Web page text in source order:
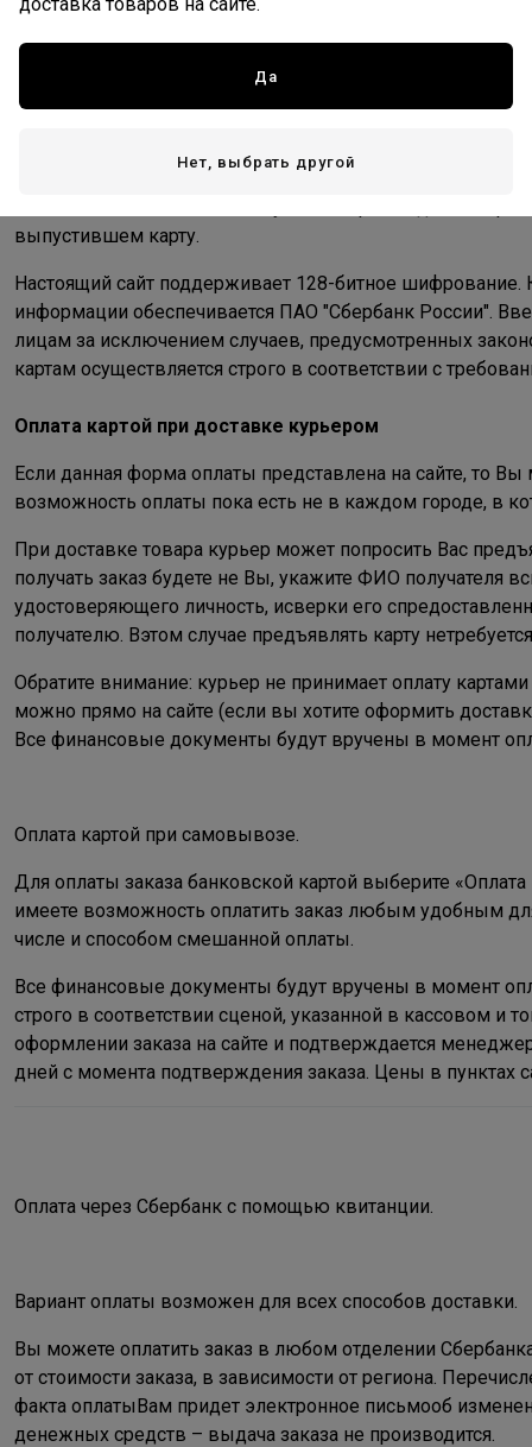
Для оплаты покупки Вы будете перенаправлены на
реквизитов Вашей карты. Пожалуйста, приготовьте
шлюзом и передача информации осуществляется в
шифрования SSL.
В случае если Ваш банк поддерживает технологию
или MasterCard Secure Code для проведения платежа
выпустившем карту.
Настоящий сайт поддерживает 128-битное
информации обеспечивается ПАО "Сбербанк России".
лицам за исключением случаев, предусмотренных
картам осуществляется строго в соответствии с
Оплата картой при доставке курьером
Если данная форма оплаты представлена на сайте, то
возможность оплаты пока есть не в каждом городе, в
При доставке товара курьер может попросить Вас
получать заказ будете не Вы, укажите ФИО получателя
удостоверяющего личность, исверки его
получателю. Вэтом случае предъявлять карту
Обратите внимание: курьер не принимает оплату
можно прямо на сайте (если вы хотите оформить
Все финансовые документы будут вручены в момент
Оплата картой при самовывозе.
Для оплаты заказа банковской картой выберите
имеете возможность оплатить заказ любым удобным
числе и способом смешанной оплаты.
Все финансовые документы будут вручены в момент
строго в соответствии сценой, указанной в кассовом и
оформлении заказа на сайте и подтверждается
дней с момента подтверждения заказа. Цены в пунктах
Оплата через Сбербанк с помощью квитанции.
Вариант оплаты возможен для всех способов доставки.
Вы можете оплатить заказ в любом отделении
от стоимости заказа, в зависимости от региона.
факта оплатыВам придет электронное письмооб
денежных средств – выдача заказа не производится.
Да
Нет, выбрать другой